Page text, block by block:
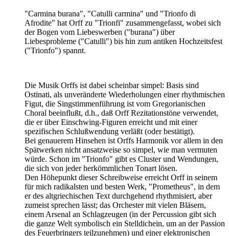
"Carmina burana", "Catulli carmina" und "Trionfo di
Afrodite" hat Orff zu "Trionfi" zusammengefasst, wobei sich
der Bogen vom Liebeswerben ("burana") über
Liebesprobleme ("Catulli") bis hin zum antiken Hochzeitsfest
("Trionfo") spannt.
Die Musik Orffs ist dabei scheinbar simpel: Basis sind
Ostinati, als unveränderte Wiederholungen einer rhythmischen
Figut, die Singstimmenführung ist vom Gregorianischen
Choral beeinflußt, d.h., daß Orff Rezitationstöne verwendet,
die er über Einschwing-Figuren erreicht und mit einer
spezifischen Schlußwendung verläßt (oder bestätigt).
Bei genauerem Hinsehen ist Orffs Harmonik vor allem in den
Spätwerken nicht ansatzweise so simpel, wie man vermuten
würde. Schon im "Trionfo" gibt es Cluster und Wendungen,
die sich von jeder herkömmlichen Tonart lösen.
Den Höhepunkt dieser Schreibweise erreicht Orff in seinem
für mich radikalsten und besten Werk, "Prometheus", in dem
er des altgriechischen Text durchgehend rhythmisiert, aber
zumeist sprechen lässt; das Orchester mit vielen Bläsern,
einem Arsenal an Schlagzeugen (in der Percussion gibt sich
die ganze Welt symbolisch ein Stelldichein, um an der Passion
des Feuerbringers teilzunehmen) und einer elektronischen